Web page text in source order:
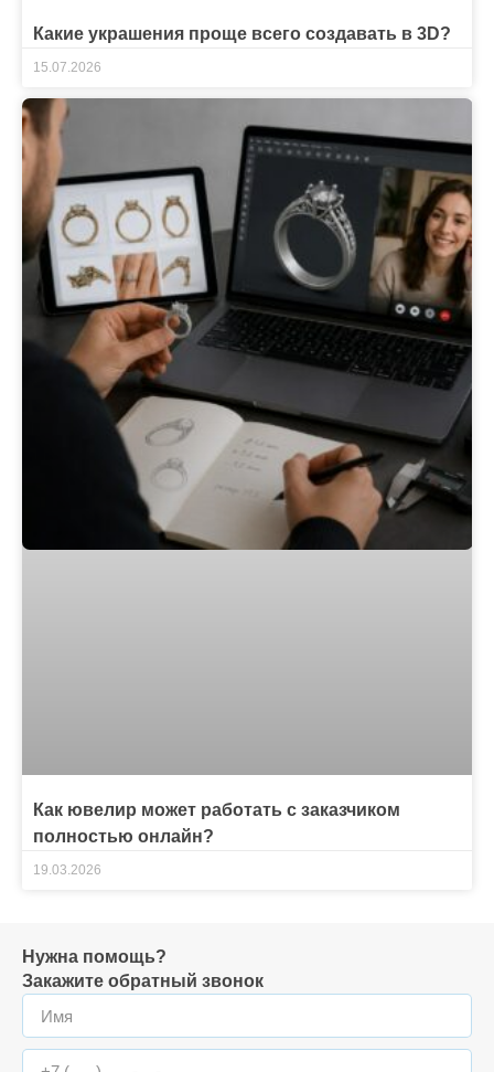
Какие украшения проще всего создавать в 3D?
15.07.2026
Как ювелир может работать с заказчиком
полностью онлайн?
19.03.2026
Нужна помощь?
Закажите обратный звонок